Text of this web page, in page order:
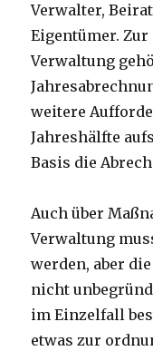
Verwalter,
Eigentümer.
Verwaltung
weitere
Jahreshälfte
Basis die
Auch über
Verwaltung
werden, aber
nicht
im Einzelfall
etwas zur